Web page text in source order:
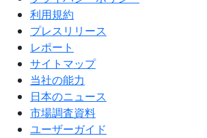
利用規約
プレスリリース
レポート
サイトマップ
当社の能力
日本のニュース
市場調査資料
ユーザーガイド